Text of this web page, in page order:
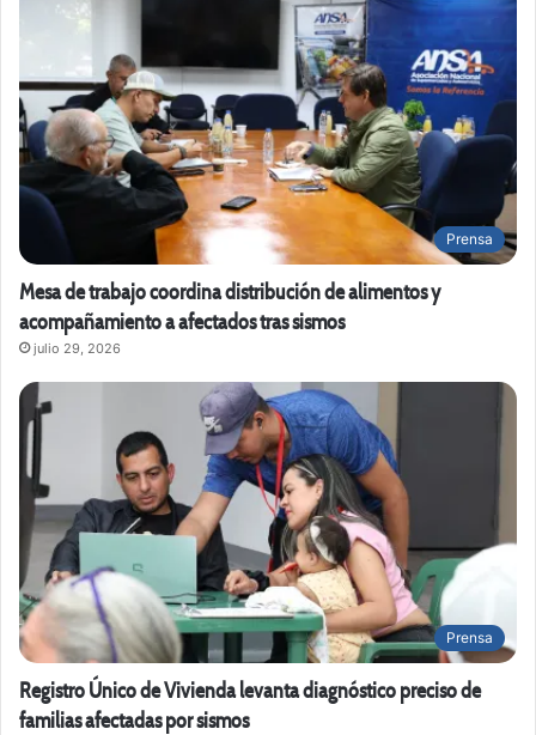
Prensa
Mesa de trabajo coordina distribución de alimentos y
acompañamiento a afectados tras sismos
julio 29, 2026
Prensa
Registro Único de Vivienda levanta diagnóstico preciso de
familias afectadas por sismos